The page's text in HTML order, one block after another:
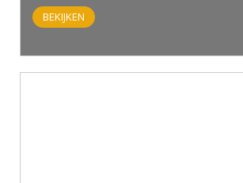
BEKIJKEN